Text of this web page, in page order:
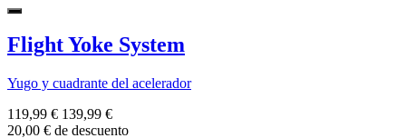
Flight Yoke System
Yugo y cuadrante del acelerador
119,99 € 139,99 €
20,00 € de descuento